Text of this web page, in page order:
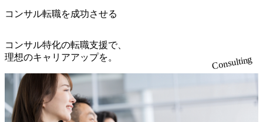
keto_kajita/)） 多様なメンバー、多様なプロジェクトによる
も関わらず、外資系戦略コンサルティングファームや総合
系コンサルティングファームをはじめ、メーカー、ITベン
チャー、外資系金融機関など多彩な出自で構成されてお
り、常に刺激を受けながらプロジェクトワークが可能 総合
コンサルティングファームの名の通り、全方位のクライア
ントに対して様々なプロジェクトが存在しており、手を上
げれば常に新しいテーマのチャレンジ機会を提供している
※顔出しは不要です。ご質問頂く際のみ、顔出ししていた
ている。 <u>ワンプール制</u>を取っており、業界の枠に縛
り、<u>営業活動に工数を割かれることなくデリバリーに注
力可能</u> 従業員満足度を非常に重視しており、意にそぐ
わないプロジェクトにアサインされてしまった場合、半強
制的に別のプロジェクトに異動することが可能。その結
果、<u>退職率も10%程度</u>(他社平均は2～30%程度) 残業
時間は<u>平均30時間程度。</u>バリューが出ていないから
残業代をつけさせないといったことはしない DE&Iにおいて
コンサル転職を成功させる
コンサル特化の転職支援で、
理想のキャリアアップを。
Consulting